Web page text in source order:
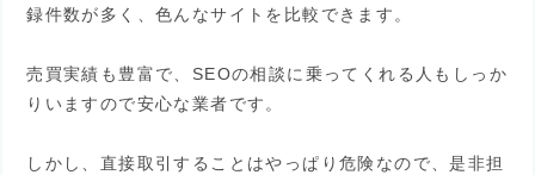
録件数が多く、色んなサイトを比較できます。
売買実績も豊富で、SEOの相談に乗ってくれる人もしっか
りいますので安心な業者です。
しかし、直接取引することはやっぱり危険なので、是非担